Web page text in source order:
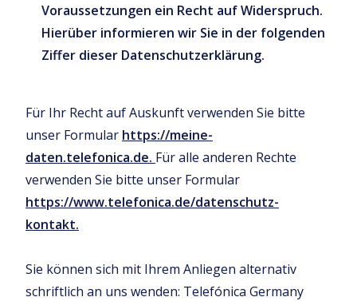
Voraussetzungen ein Recht auf Widerspruch.
Hierüber informieren wir Sie in der folgenden
Ziffer dieser Datenschutzerklärung.
Für Ihr Recht auf Auskunft verwenden Sie bitte
unser Formular https://meine-
daten.telefonica.de. Für alle anderen Rechte
verwenden Sie bitte unser Formular
https://www.telefonica.de/datenschutz-
kontakt.
Sie können sich mit Ihrem Anliegen alternativ
schriftlich an uns wenden: Telefónica Germany